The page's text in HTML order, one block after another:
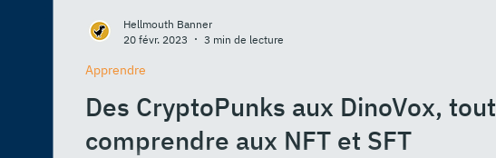
Des CryptoPunks aux DinoVox, tout
comprendre aux NFT et SFT
Apprendre
Hellmouth Banner
20 févr. 2023
3 min de lecture